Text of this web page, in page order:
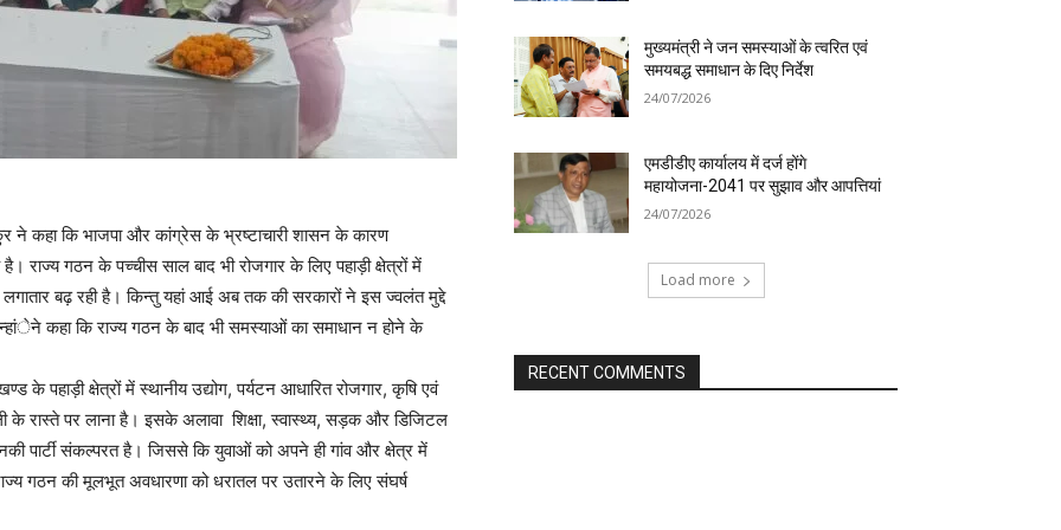
ने कहा कि भाजपा और कांग्रेस के भ्रष्टाचारी शासन के कारण
गठन के पच्चीस साल बाद भी रोजगार के लिए पहाड़ी क्षेत्रों में
बढ़ रही है। किन्तु यहां आई अब तक की सरकारों ने इस ज्वलंत मुद्दे
कहा कि राज्य गठन के बाद भी समस्याओं का समाधान न होने के
के पहाड़ी क्षेत्रों में स्थानीय उद्योग, पर्यटन आधारित रोजगार, कृषि एवं
के रास्ते पर लाना है। इसके अलावा शिक्षा, स्वास्थ्य, सड़क और डिजिटल
पार्टी संकल्परत है। जिससे कि युवाओं को अपने ही गांव और क्षेत्र में
गठन की मूलभूत अवधारणा को धरातल पर उतारने के लिए संघर्ष
मुख्यमंत्री ने जन समस्याओं के त्वरित एवं
समयबद्ध समाधान के दिए निर्देश
24/07/2026
एमडीडीए कार्यालय में दर्ज होंगे
महायोजना-2041 पर सुझाव और आपत्तियां
24/07/2026
Load more
RECENT COMMENTS